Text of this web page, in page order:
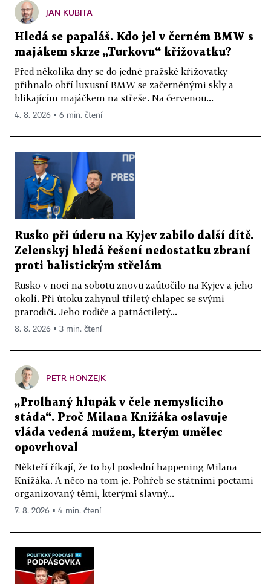
JAN KUBITA
Hledá se papaláš. Kdo jel v černém BMW s
majákem skrze „Turkovu“ křižovatku?
Před několika dny se do jedné pražské křižovatky
přihnalo obří luxusní BMW se začerněnými skly a
blikajícím majáčkem na střeše. Na červenou...
4. 8. 2026 ▪ 6 min. čtení
Rusko při úderu na Kyjev zabilo další dítě.
Zelenskyj hledá řešení nedostatku zbraní
proti balistickým střelám
Rusko v noci na sobotu znovu zaútočilo na Kyjev a jeho
okolí. Při útoku zahynul tříletý chlapec se svými
prarodiči. Jeho rodiče a patnáctiletý...
8. 8. 2026 ▪ 3 min. čtení
PETR HONZEJK
„Prolhaný hlupák v čele nemyslícího
stáda“. Proč Milana Knížáka oslavuje
vláda vedená mužem, kterým umělec
opovrhoval
Někteří říkají, že to byl poslední happening Milana
Knížáka. A něco na tom je. Pohřeb se státními poctami
organizovaný těmi, kterými slavný...
7. 8. 2026 ▪ 4 min. čtení